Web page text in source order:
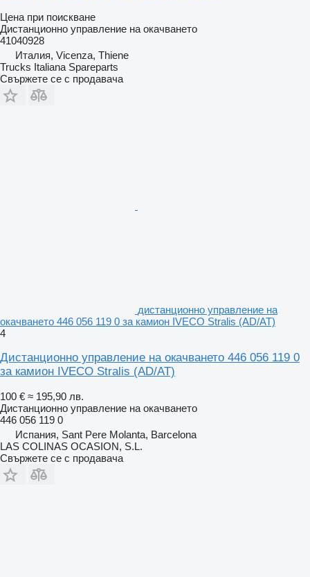
Цена при поискване
Дистанционно управление на окачването
41040928
Италия, Vicenza, Thiene
Trucks Italiana Spareparts
Свържете се с продавача
дистанционно управление на
окачването 446 056 119 0 за камион IVECO Stralis (AD/AT)
4
Дистанционно управление на окачването 446 056 119 0
за камион IVECO Stralis (AD/AT)
100 € ≈ 195,90 лв.
Дистанционно управление на окачването
446 056 119 0
Испания, Sant Pere Molanta, Barcelona
LAS COLINAS OCASION, S.L.
Свържете се с продавача